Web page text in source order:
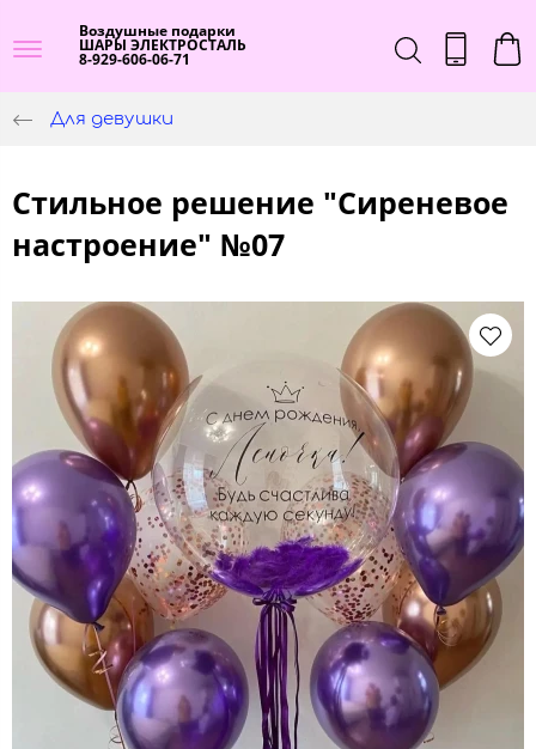
Воздушные подарки
ШАРЫ ЭЛЕКТРОСТАЛЬ
8-929-606-06-71
Для девушки
Стильное решение "Сиреневое
настроение" №07